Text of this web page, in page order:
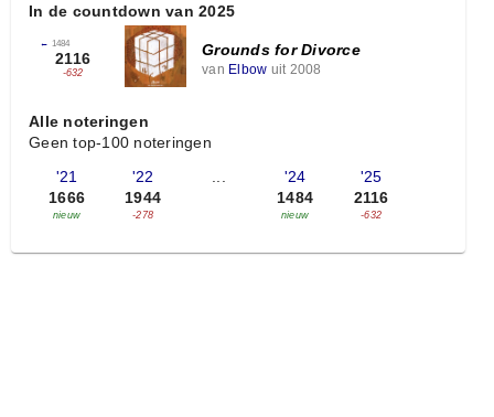
In de countdown van 2025
← 1484
2116
-632
Grounds for Divorce
van Elbow uit 2008
Alle noteringen
Geen top-100 noteringen
'21
1666
nieuw
'22
1944
-278
...
'24
1484
nieuw
'25
2116
-632